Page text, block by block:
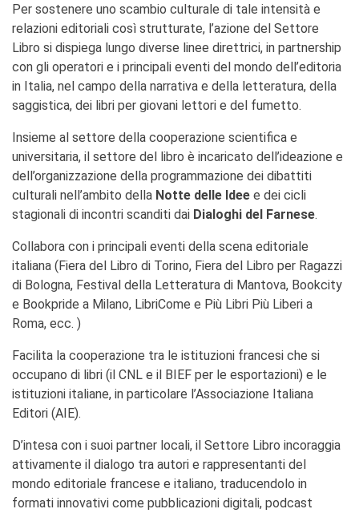
YEP - Young Entrepreneurs
Programme
CHI SIAMO
Contatti
Organigramma
Lavorare con noi
Appalti pubblici, gare
d'appalto e contratti
SOSTENERE L'INSTITUT
FRANCAIS ITALIA
Le operazioni
I Vantaggi
I nostri luoghi
I contatti
I nostri sostenitori
Café dell'innovazione
Dialoghi del Farnese
Farnèse à la page
Incontro italo-francesi sul
mondo di domani
La Notte delle Idee
Operazioni artistiche
Per sostenere uno scambio culturale di tale intensità e
relazioni editoriali così strutturate, l’azione del Settore
Libro si dispiega lungo diverse linee direttrici, in partnership
con gli operatori e i principali eventi del mondo dell’editoria
in Italia, nel campo della narrativa e della letteratura, della
saggistica, dei libri per giovani lettori e del fumetto.
Insieme al settore della cooperazione scientifica e
universitaria, il settore del libro è incaricato dell’ideazione e
dell’organizzazione della programmazione dei dibattiti
culturali nell’ambito della Notte delle Idee e dei cicli
stagionali di incontri scanditi dai Dialoghi del Farnese.
Collabora con i principali eventi della scena editoriale
italiana (Fiera del Libro di Torino, Fiera del Libro per Ragazzi
di Bologna, Festival della Letteratura di Mantova, Bookcity
e Bookpride a Milano, LibriCome e Più Libri Più Liberi a
Roma, ecc. )
Facilita la cooperazione tra le istituzioni francesi che si
occupano di libri (il CNL e il BIEF per le esportazioni) e le
istituzioni italiane, in particolare l’Associazione Italiana
Editori (AIE).
D’intesa con i suoi partner locali, il Settore Libro incoraggia
attivamente il dialogo tra autori e rappresentanti del
mondo editoriale francese e italiano, traducendolo in
formati innovativi come pubblicazioni digitali, podcast